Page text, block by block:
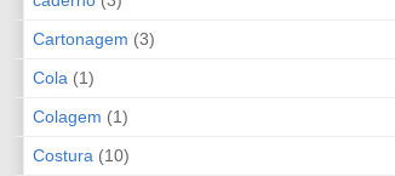
Cartonagem (3)
Cola (1)
Colagem (1)
Costura (10)